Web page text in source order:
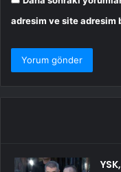
adresim ve site adresim